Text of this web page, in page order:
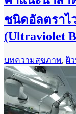
ชนิดอัลตราไ
(Ultraviolet
บทความสุขภาพ, ผิ